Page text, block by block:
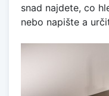
snad najdete, co
nebo napište a